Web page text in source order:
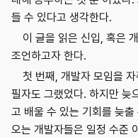
들 수 있다고 생각한다.
이 글을 읽은 신입, 혹은
조언하고자 한다.
첫 번째, 개발자 모임을 자
필자도 그랬었다. 하지만 늦
고 배울 수 있는 기회를 늦
오는 개발자들은 일정 수준